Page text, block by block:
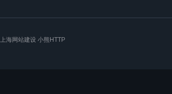
上海网站建设 小熊HTTP